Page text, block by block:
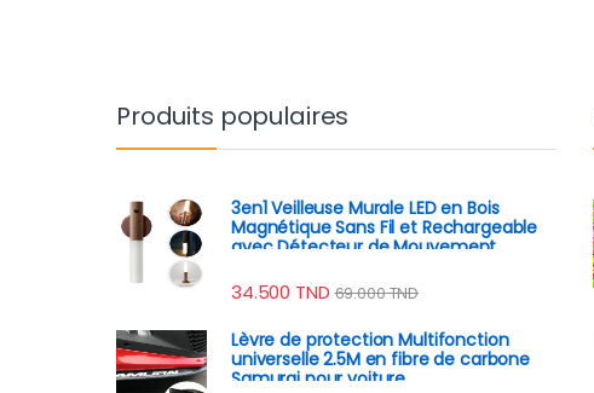
Produits populaires
3en1 Veilleuse Murale LED en Bois
Magnétique Sans Fil et Rechargeable
avec Détecteur de Mouvement
34.500 TND 69.000TND
Lèvre de protection Multifonction
universelle 2.5M en fibre de carbone
Samurai pour voiture